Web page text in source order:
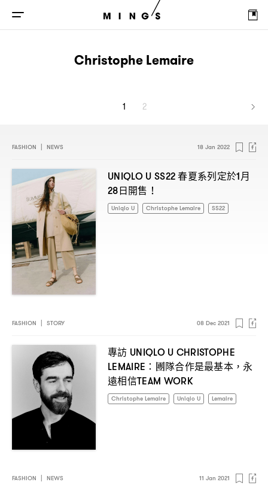
Christophe Lemaire
1 2
FASHION NEWS 18 Jan 2022
UNIQLO U SS22春夏系列定於1月
28日開售 ！
Uniqlo U Christophe Lemaire SS22
FASHION STORY 08 Dec 2021
專訪 UNIQLO U CHRISTOPHE
LEMAIRE： 團隊合作是最基本 ，永
遠相信TEAM WORK
Christophe Lemaire Uniqlo U Lemaire
FASHION NEWS 11 Jan 2021